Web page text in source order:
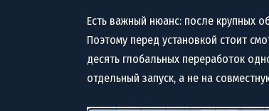
Есть важный нюанс: после крупных
Поэтому перед установкой стоит
десять глобальных переработок
отдельный запуск, а не на